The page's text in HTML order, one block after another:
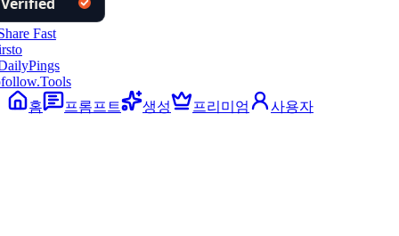
홈
프롬프트 생성 프리미엄 사용자